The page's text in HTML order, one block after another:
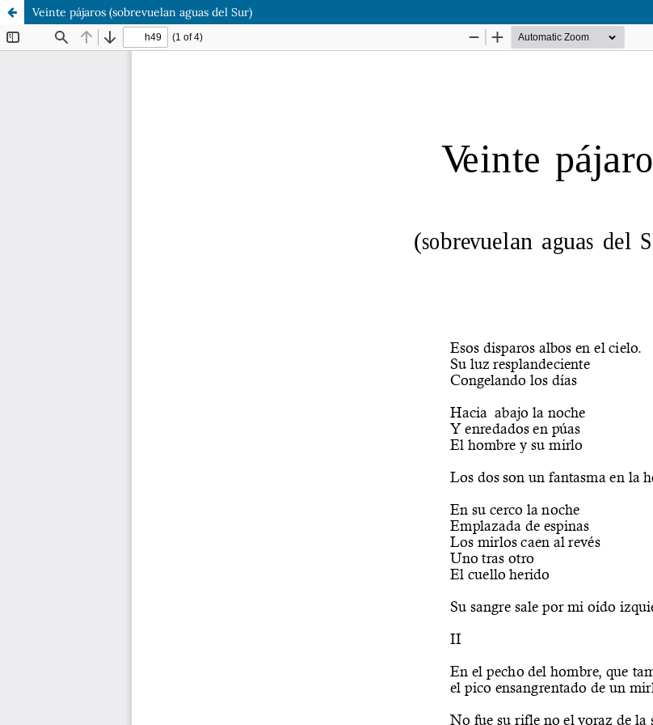
Veinte pájaros (sobrevuelan aguas del Sur)